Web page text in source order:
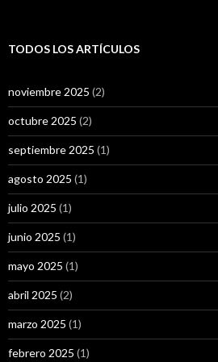
TODOS LOS ARTÍCULOS
noviembre 2025 (2)
octubre 2025 (2)
septiembre 2025 (1)
agosto 2025 (1)
julio 2025 (1)
junio 2025 (1)
mayo 2025 (1)
abril 2025 (2)
marzo 2025 (1)
febrero 2025 (1)